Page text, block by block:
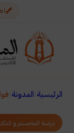
الرئيسية المدونة
دراسة الماجستير و